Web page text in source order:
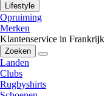
Lifestyle
Opruiming
Merken
Klantenservice in Frankrijk
Zoeken
Landen
Clubs
Rugbyshirts